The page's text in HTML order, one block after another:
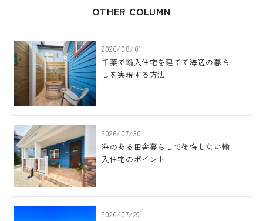
OTHER COLUMN
2026/08/01
千葉で輸入住宅を建てて海辺の暮ら
しを実現する方法
2026/07/30
海のある田舎暮らしで後悔しない輸
入住宅のポイント
2026/07/29